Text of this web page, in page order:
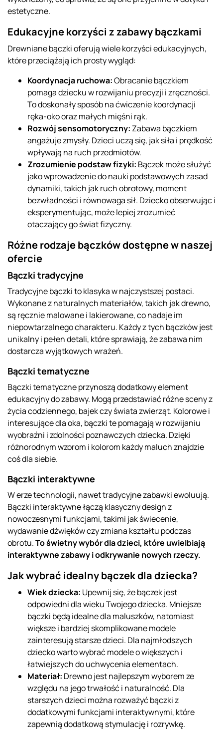
estetyczne.
Edukacyjne korzyści z zabawy bączkami
Drewniane bączki oferują wiele korzyści edukacyjnych,
które przeciążają ich prosty wygląd:
Koordynacja ruchowa:Obracanie bączkiem
pomaga dziecku w rozwijaniu precyzji i zręczności.
To doskonały sposób na ćwiczenie koordynacji
ręka-oko oraz małych mięśni rąk.
Rozwój sensomotoryczny: Zabawa bączkiem
angażuje zmysły. Dzieci uczą się, jak siła i prędkość
wpływają na ruch przedmiotów.
Zrozumienie podstaw fizyki: Bączek może służyć
jako wprowadzenie do nauki podstawowych zasad
dynamiki, takich jak ruch obrotowy, moment
bezwładności i równowaga sił. Dziecko obserwując i
eksperymentując, może lepiej zrozumieć
otaczający go świat fizyczny.
Różne rodzaje bączków dostępne w naszej
ofercie
Bączki tradycyjne
Tradycyjne bączki to klasyka w najczystszej postaci.
Wykonane z naturalnych materiałów, takich jak drewno,
są ręcznie malowane i lakierowane, co nadaje im
niepowtarzalnego charakteru. Każdy z tych bączków jest
unikalny i pełen detali, które sprawiają, że zabawa nim
dostarcza wyjątkowych wrażeń.
Bączki tematyczne
Bączki tematyczne przynoszą dodatkowy element
edukacyjny do zabawy. Mogą przedstawiać różne sceny z
życia codziennego, bajek czy świata zwierząt. Kolorowe i
interesujące dla oka, bączki te pomagają w rozwijaniu
wyobraźni i zdolności poznawczych dziecka. Dzięki
różnorodnym wzorom i kolorom każdy maluch znajdzie
coś dla siebie.
Bączki interaktywne
W erze technologii, nawet tradycyjne zabawki ewoluują.
Bączki interaktywne łączą klasyczny design z
nowoczesnymi funkcjami, takimi jak świecenie,
wydawanie dźwięków czy zmiana kształtu podczas
obrotu.To świetny wybór dla dzieci, które uwielbiają
interaktywne zabawy i odkrywanie nowych rzeczy.
Jak wybrać idealny bączek dla dziecka?
Wiek dziecka: Upewnij się, że bączek jest
odpowiedni dla wieku Twojego dziecka. Mniejsze
bączki będą idealne dla maluszków, natomiast
większe i bardziej skomplikowane modele
zainteresują starsze dzieci. Dla najmłodszych
dziecko warto wybrać modele o większych i
łatwiejszych do uchwycenia elementach.
Materiał: Drewno jest najlepszym wyborem ze
względu na jego trwałość i naturalność. Dla
starszych dzieci można rozważyć bączki z
dodatkowymi funkcjami interaktywnymi, które
zapewnią dodatkową stymulację i rozrywkę.